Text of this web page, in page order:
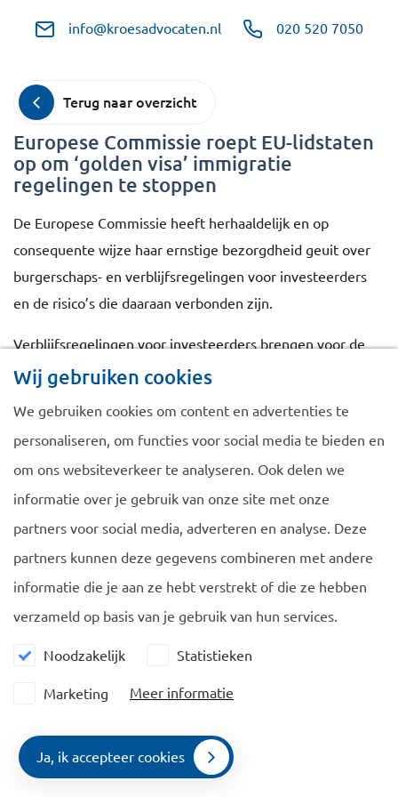
info@kroesadvocaten.nl 020 520 7050
Menu
Terug naar overzicht
Europese Commissie roept EU-lidstaten
op om ‘golden visa’ immigratie
regelingen te stoppen
De Europese Commissie heeft herhaaldelijk en op
consequente wijze haar ernstige bezorgdheid geuit over
burgerschaps- en verblijfsregelingen voor investeerders
en de risico’s die daaraan verbonden zijn.
Verblijfsregelingen voor investeerders brengen voor de
lidstaten en voor de EU als geheel inherente risico’s met
belastingontwijking en corruptie.
De Europese Commissie benadrukt:
Dat de lidstaten die nog steeds
burgerschapsregelingen voor investeerders
toepassen, deze onmiddellijk stopzetten.
Dat de betrokken lidstaten beoordelen of zij moeten
overgaan tot intrekking van het staatsburgerschap dat
Belarussische onderdanen aan wie nu sancties zijn
opgelegd of die de oorlog in Oekraïne in belangrijke
De Europese Commissie verzoekt de lidstaten om:
Wij gebruiken cookies
We gebruiken cookies om content en advertenties te
personaliseren, om functies voor social media te bieden en
om ons websiteverkeer te analyseren. Ook delen we
informatie over je gebruik van onze site met onze
partners voor social media, adverteren en analyse. Deze
partners kunnen deze gegevens combineren met andere
informatie die je aan ze hebt verstrekt of die ze hebben
verzameld op basis van je gebruik van hun services.
Noodzakelijk Statistieken
Marketing Meer informatie
Ja, ik accepteer cookies